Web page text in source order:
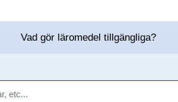
Vad gör läromedel tillgängliga?